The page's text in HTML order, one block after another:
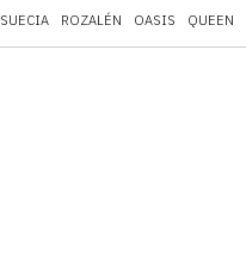
SUECIA ROZALÉN OASIS QUEEN